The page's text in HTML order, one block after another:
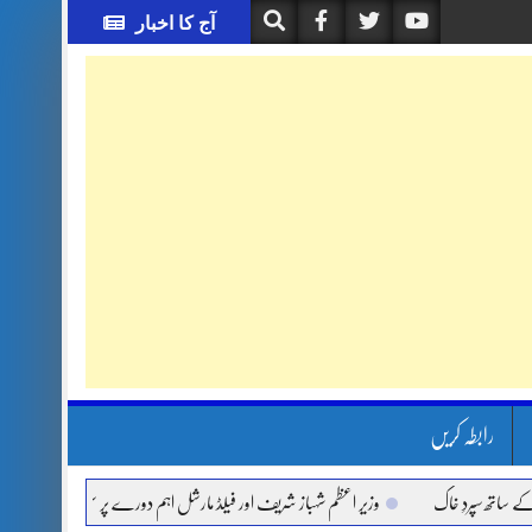
آج کا اخبار
رابطہ کریں
خاک وزیر اعظم شہباز شریف اور فیلڈ مارشل اہم دورے پر سعودی عرب روانہ